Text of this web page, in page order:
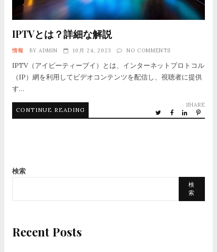
IPTVとは？詳細な解説
情報 BY ADMIN 10月 24, 2023 NO COMMENTS
IPTV（アイピーティーブイ）とは、インターネットプロトコル
（IP）網を利用してビデオコンテンツを配信し、視聴者に提供
す…
CONTINUE READING
SHARE
検索
検
索
Recent Posts